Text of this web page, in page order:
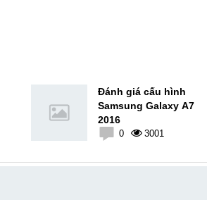
Đánh giá cấu hình
Samsung Galaxy A7
2016
0 3001